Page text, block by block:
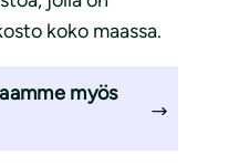
koko maassa.
myös